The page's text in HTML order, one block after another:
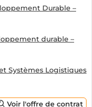
Durable –
durable –
Systèmes Logistiques
Voir l'offre de contrat